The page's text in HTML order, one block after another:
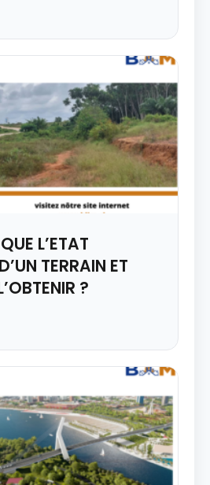
L’ETAT
TERRAIN ET
?